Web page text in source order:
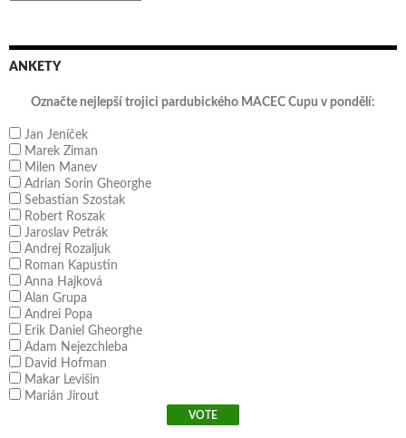
ANKETY
Označte nejlepší trojici pardubického MACEC Cupu v pondělí:
Jan Jeníček
Marek Ziman
Milen Manev
Adrian Sorin Gheorghe
Sebastian Szostak
Robert Roszak
Jaroslav Petrák
Andrej Rozaljuk
Roman Kapustin
Anna Hajková
Alan Grupa
Andrei Popa
Erik Daniel Gheorghe
Adam Nejezchleba
David Hofman
Makar Levišin
Marián Jirout